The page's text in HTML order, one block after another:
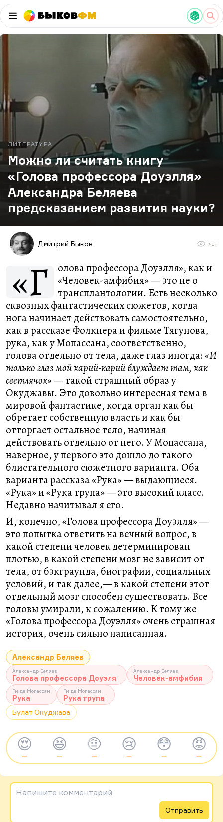
БыковФМ
ЛИТЕРАТУРА
Можно ли считать книгу
«Голова профессора Доуэлля»
Александра Беляева
предсказанием развития науки?
Дмитрий Быков >1т
«Г
олова профессора Доуэлля», как и
«Человек-амфибия» — это не о
трансплантологии. Есть несколько
сквозных фантастических сюжетов, когда
нога начинает действовать самостоятельно,
как в рассказе Фолкнера и фильме Тягунова,
рука, как у Мопассана, соответственно,
голова отдельно от тела, даже глаз иногда:«И
только глаз мой карий-карий блуждает там, как
светлячок»— такой страшный образ у
Окуджавы. Это довольно интересная тема в
мировой фантастике, когда орган как бы
обретает собственную власть и как бы
отторгает остальное тело, начиная
действовать отдельно от него. У Мопассана,
наверное, у первого это дошло до такого
блистательного сюжетного варианта. Оба
варианта рассказа «Рука» — выдающиеся.
«Рука» и «Рука трупа» — это высокий класс.
Недавно начитывал я его.
И, конечно, «Голова профессора Доуэлля» —
это попытка ответить на вечный вопрос, в
какой степени человек детерминирован
плотью, в какой степени мозг не зависит от
тела, от бэкграунда, биографии, социальных
условий, и так далее,— в какой степени этот
отдельный мозг способен существовать. Все
головы умирали, к сожалению. К тому же
«Голова профессора Доуэлля» очень страшная
история, очень сильно написанная.
Александр Беляев
Александр Беляев
Голова профессора Доуэля
Александр Беляев
Человек-амфибия
Ги де Мопассан
Рука
Ги де Мопассан
Рука трупа
Булат Окуджава
😍
—
😆
—
🤨
—
😢
—
😳
—
😡
—
Напишите комментарий
Отправить